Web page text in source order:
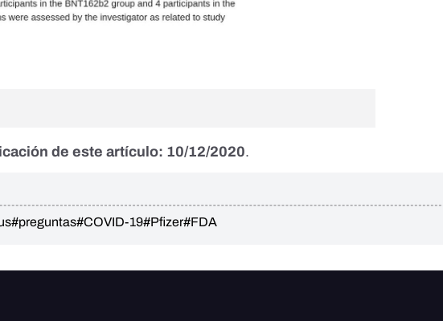
de este artículo: 10/12/2020.
#preguntas#COVID-19#Pfizer#FDA